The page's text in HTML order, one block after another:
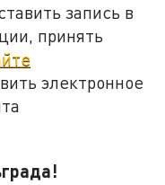
запись в
принять
электронное